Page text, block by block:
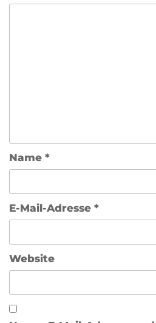
Name *
E-Mail-Adresse *
Website